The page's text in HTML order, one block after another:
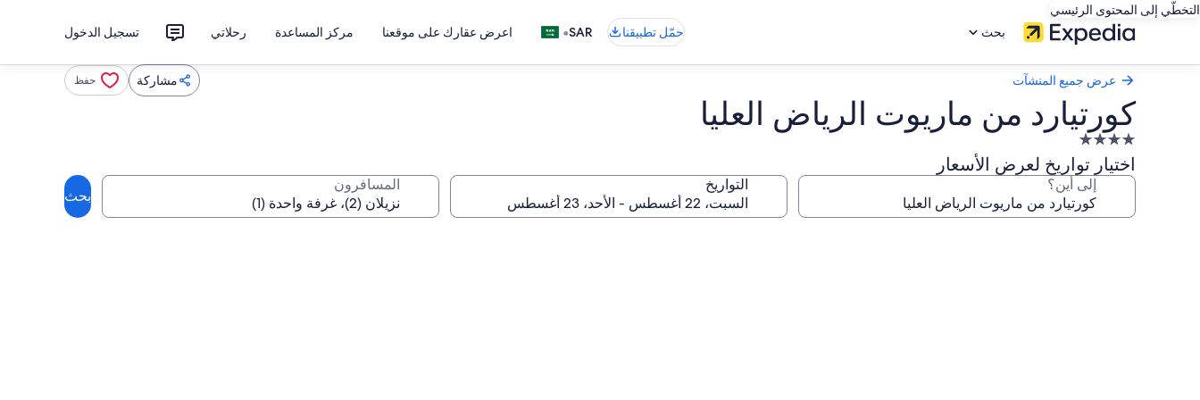
التخطّي إلى المحتوى الرئيسي
بحث
حمّل تطبيقنا SAR
• اعرض عقارك على موقعنا مركز المساعدة رحلاتي تسجيل الدخول
عرض جميع المنشآت مشاركة حفظ
كورتيارد من ماريوت الرياض العليا
منشأة
فندقية
مصنفة
4.0
اختيار تواريخ لعرض الأسعار
إلى أين؟ التواريخ المسافرون
بحث